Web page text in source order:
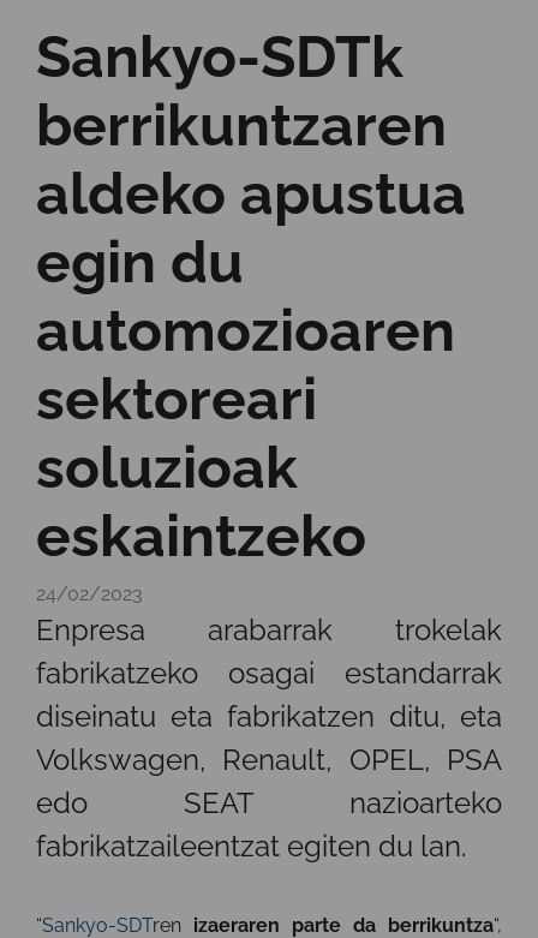
Sankyo-SDTk
berrikuntzaren
aldeko apustua
egin du
automozioaren
sektoreari
soluzioak
eskaintzeko
24/02/2023
Enpresa arabarrak trokelak
fabrikatzeko osagai estandarrak
diseinatu eta fabrikatzen ditu, eta
Volkswagen, Renault, OPEL, PSA
edo SEAT nazioarteko
fabrikatzaileentzat egiten du lan.
“Sankyo-SDTren izaeraren parte da berrikuntza“,